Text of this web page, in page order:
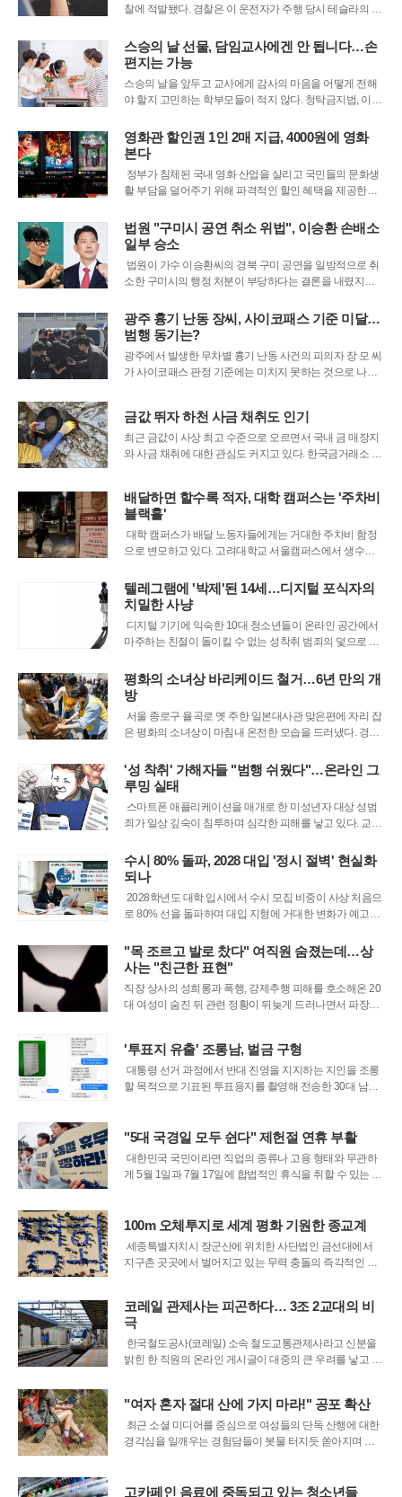
찰에 적발됐다. 경찰은 이 운전자가 주행 당시 테슬라의 자
만 실제로 해당 기능이 작동했더라도, 현행 법체계상 운전
책임은 차량이 아닌 운전석에 앉은 사람에게 있다는 점에
서 음주운전 혐의 적용에는 큰 영향이 없을
스승의 날 선물, 담임교사에겐 안 됩니다…손
편지는 가능
스승의 날을 앞두고 교사에게 감사의 마음을 어떻게 전해
야 할지 고민하는 학부모들이 적지 않다. 청탁금지법, 이른
문화가 자리 잡았지만, 기념일이 다가오면 “작은 선물도 안
되는지”를 두고 혼란이 반복되고 있다.교육부와 국민권익
위원회의 안내는 명확하다. 현재 자녀를
영화관 할인권 1인 2매 지급, 4000원에 영화
본다
정부가 침체된 국내 영화 산업을 살리고 국민들의 문화생
활 부담을 덜어주기 위해 파격적인 할인 혜택을 제공한다.
영화관에서 사용할 수 있는 6,000원 할인권 225만 장을 1
차로 지급하기 시작했다. 이번 조치는 최근 치솟은 영화 관
람료로 인해 발길이 뜸해진
법원 "구미시 공연 취소 위법", 이승환 손배소
일부 승소
법원이 가수 이승환씨의 경북 구미 공연을 일방적으로 취
소한 구미시의 행정 처분이 부당하다는 결론을 내렸지만,
1심 재판부는 구미시가 공연 이틀 전 내린 취소 결정이 객
관적 근거가 부족한 위법 행위라고 판단해 아티스트와 소
속사, 그리고 예매자들에게 배상금을
광주 흉기 난동 장씨, 사이코패스 기준 미달…
범행 동기는?
광주에서 발생한 무차별 흉기 난동 사건의 피의자 장 모 씨
가 사이코패스 판정 기준에는 미치지 못하는 것으로 나타
는 점수가 기준치인 25점을 넘지 않았다고 발표했다. 경찰
은 장 씨의 충동성과 공감 능력, 무책임함
금값 뛰자 하천 사금 채취도 인기
최근 금값이 사상 최고 수준으로 오르면서 국내 금 매장지
와 사금 채취에 대한 관심도 커지고 있다. 한국금거래소 기
고 있다. 하천의 모래나 자갈 사이에서 작은 금 입자를 찾는
사금 채취 동호인도
배달하면 할수록 적자, 대학 캠퍼스는 '주차비
블랙홀'
대학 캠퍼스가 배달 노동자들에게는 거대한 주차비 함정
으로 변모하고 있다. 고려대학교 서울캠퍼스에서 생수를
로 쉴 새 없이 주차 시간을 계산한다. 학교 측이 캠퍼스 내
에 10분 이상 머무는 영업용 차량에 주차 요금을 부과하기
시작하면서, 배달을 하면 할수록 오히
텔레그램에 '박제'된 14세…디지털 포식자의
치밀한 사냥
디지털 기기에 익숙한 10대 청소년들이 온라인 공간에서
마주하는 친절이 돌이킬 수 없는 성착취 범죄의 덫으로 변
정 내 불화로 마음을 둘 곳이 없던 시기에 사회관계망서비
스(SNS)에 짧은 글을 올렸다가 수많은 성인 남성의 접근을
받았다. 현실 세계에서 고
평화의 소녀상 바리케이드 철거…6년 만의 개
방
서울 종로구 율곡로 옛 주한 일본대사관 맞은편에 자리 잡
은 평화의 소녀상이 마침내 온전한 모습을 드러냈다. 경찰
적으로 거둬들였다. 이는 보수 단체의 훼손 위협으로부터
조형물을 보호하기 위해 차단벽이 세워진 지 약 6년 만에
이루어진 조치다. 오랫동안 시민들과
'성 착취' 가해자들 "범행 쉬웠다"…온라인 그
루밍 실태
스마트폰 애플리케이션을 매개로 한 미성년자 대상 성범
죄가 일상 깊숙이 침투하며 심각한 피해를 낳고 있다. 교정
문에 하나같이 접근의 용이성을 꼽는다. 이들은 특별한 기
술이나 강압적인 수단 없이도 그저 인기 있는 익명 대화 프
로그램 몇 개만 설치하면 손쉽게 범
수시 80% 돌파, 2028 대입 '정시 절벽' 현실화
되나
2028학년도 대학 입시에서 수시 모집 비중이 사상 처음으
로 80% 선을 돌파하며 대입 지형에 거대한 변화가 예고됐
계획을 취합해 발표한 자료에 따르면, 전체 모집 인원 34만
8,789명 중 수시로 선발하는 비중이 80.8%에 달하는 것으
로 집계됐다. 이
"목 조르고 발로 찼다" 여직원 숨졌는데…상
사는 "친근한 표현"
직장 상사의 성희롱과 폭행, 강제추행 피해를 호소해온 20
대 여성이 숨진 뒤 관련 정황이 뒤늦게 드러나면서 파장이
다”며 혐의를 부인했다.29일 한 언론사의 보도에 따르면 경
기지역 한 반도체 부품업체에서 기계가공
'투표지 유출' 조롱남, 벌금 구형
대통령 선거 과정에서 반대 진영을 지지하는 지인을 조롱
할 목적으로 기표된 투표용지를 촬영해 전송한 30대 남성
고인 이모 씨에게 스토킹처벌법 위반 혐의를 적용해 벌금
"5대 국경일 모두 쉰다" 제헌절 연휴 부활
대한민국 국민이라면 직업의 종류나 고용 형태와 무관하
게 5월 1일과 7월 17일에 합법적인 휴식을 취할 수 있는 제
하는 내용의 대통령령 개정안을 최종 의결했다. 이번 조치
100m 오체투지로 세계 평화 기원한 종교계
세종특별자치시 장군산에 위치한 사단법인 금선대에서
지구촌 곳곳에서 벌어지고 있는 무력 충돌의 즉각적인 중
자들과 일반 시민 등 150여 명은 한자리에 모여 생명 존중
과 세계 평화를 기원하는 특별
코레일 관제사는 피곤하다… 3조 2교대의 비
극
한국철도공사(코레일) 소속 철도교통관제사라고 신분을
밝힌 한 직원의 온라인 게시글이 대중의 큰 우려를 낳고 있
하게 경고했다. 철도교통관제사는 직접 열차를 운전하는
기관사와는 달리, 중앙 통제실에 머
"여자 혼자 절대 산에 가지 마라!" 공포 확산
최근 소셜 미디어를 중심으로 여성들의 단독 산행에 대한
경각심을 일깨우는 경험담들이 봇물 터지듯 쏟아지며 사
의 위험성을 경고하는 게시글이 광범위하게 공유되며 누
고카페인 음료에 중독되고 있는 청소년들